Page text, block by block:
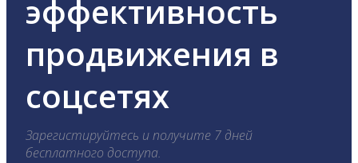
эффективность
продвижения в
соцсетях
Зарегистируйтесь и получите 7 дней
бесплатного доступа.